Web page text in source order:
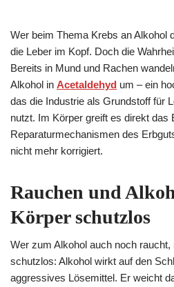
Wer beim Thema Krebs an Alkohol
die Leber im Kopf. Doch die
Bereits in Mund und Rachen
Alkohol in Acetaldehyd um – ein
das die Industrie als Grundstoff für
nutzt. Im Körper greift es direkt das
Reparaturmechanismen des
nicht mehr korrigiert.
Rauchen und
Körper schutzlos
Wer zum Alkohol auch noch
schutzlos: Alkohol wirkt auf den
aggressives Lösemittel. Er weicht